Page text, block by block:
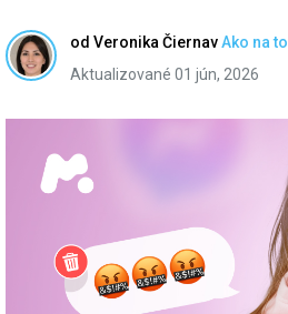
od Veronika ČiernavAko na to
Aktualizované 01 jún, 2026